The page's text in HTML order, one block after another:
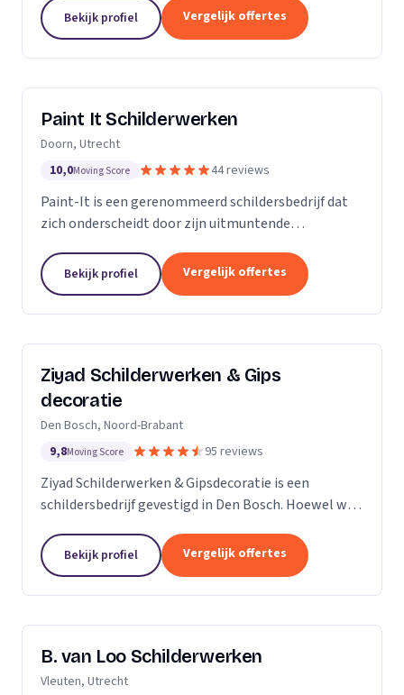
diverse projecten en materialen, waardoor we een
breed scala...
Bekijk profiel Vergelijk offertes
Paint It Schilderwerken
Doorn, Utrecht
10,0Moving Score 44 reviews
Paint-It is een gerenommeerd schildersbedrijf dat
zich onderscheidt door zijn uitmuntende
ons werk en streven ernaar om elke klus tot een
succes te...
Bekijk profiel Vergelijk offertes
Ziyad Schilderwerken & Gips
decoratie
Den Bosch, Noord-Brabant
9,8Moving Score 95 reviews
Ziyad Schilderwerken & Gipsdecoratie is een
schildersbedrijf gevestigd in Den Bosch. Hoewel we
vakmensen die al vele jaren actief zijn in de...
Bekijk profiel Vergelijk offertes
B. van Loo Schilderwerken
Vleuten, Utrecht